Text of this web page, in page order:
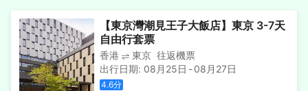
【東京灣潮見王子大飯店】東京 3-7天
自由行套票
香港 東京 往返機票
出行日期: 08月25日 -08月27日
4.6分